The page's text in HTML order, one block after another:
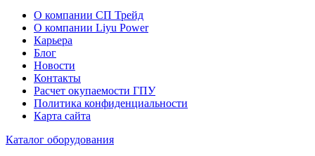
О компании СП Трейд
О компании Liyu Power
Карьера
Блог
Новости
Контакты
Расчет окупаемости ГПУ
Политика конфиденциальности
Карта сайта
Каталог оборудования